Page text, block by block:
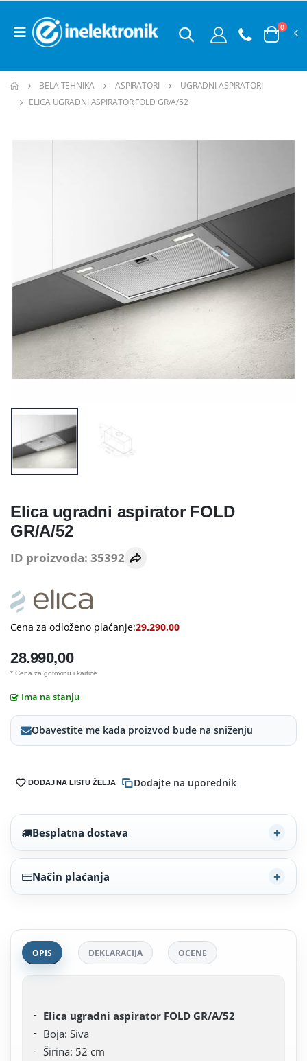
0
BELA TEHNIKA ASPIRATORI
UGRADNI ASPIRATORI
ELICA UGRADNI ASPIRATOR FOLD GR/A/52
Elica ugradni aspirator FOLD
GR/A/52
ID proizvoda: 35392
Cena za odloženo plaćanje:29.290,00
28.990,00
* Cena za gotovinu i kartice
Ima na stanju
Obavestite me kada proizvod bude na sniženju
DODAJ NA LISTU ŽELJA Dodajte na uporednik
Besplatna dostava
Način plaćanja
OPIS DEKLARACIJA OCENE
Elica ugradni aspirator FOLD GR/A/52
Boja: Siva
Širina: 52 cm